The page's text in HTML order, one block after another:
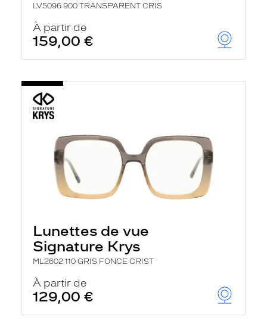
LV5096 900 TRANSPARENT CRIS
À partir de
159,00 €
Lunettes de vue
Signature Krys
ML2602 110 GRIS FONCE CRIST
À partir de
129,00 €